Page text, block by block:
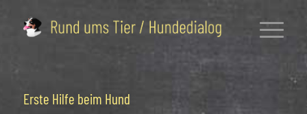
Erste Hilfe beim Hund